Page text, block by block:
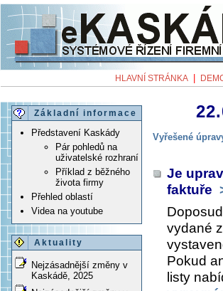
HLAVNÍ STRÁNKA
Základní informace
Představení Kaskády
Pár pohledů na
uživatelské rozhraní
Příklad z běžného
života firmy
Přehled oblastí
Videa na youtube
Aktuality
Nejzásadnější změny v
Kaskádě, 2025
Vyřešené
Je
faktuře
vydané
Pokud
listy